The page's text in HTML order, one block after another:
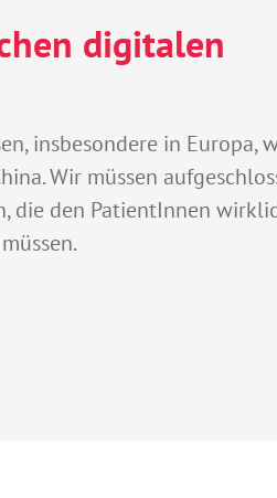
digitalen
insbesondere in Europa,
Wir müssen
den PatientInnen